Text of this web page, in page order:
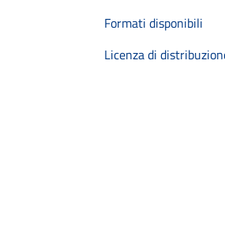
Formati disponibili
Licenza di